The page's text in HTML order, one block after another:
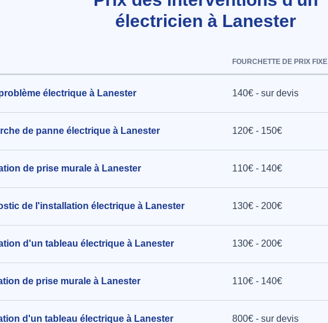
électricien à Lanester
FOURCHETTE DE PRIX FIXE
électrique à Lanester 140€ - sur devis
de panne électrique à Lanester 120€ - 150€
de prise murale à Lanester 110€ - 140€
de l'installation électrique à Lanester 130€ - 200€
d'un tableau électrique à Lanester 130€ - 200€
de prise murale à Lanester 110€ - 140€
d'un tableau électrique à Lanester 800€ - sur devis